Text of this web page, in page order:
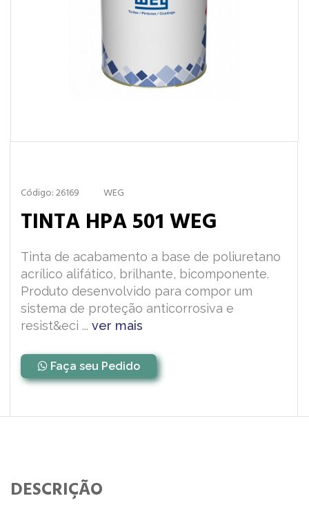
Código: 26169 WEG
TINTA HPA 501 WEG
Tinta de acabamento a base de poliuretano
acrílico alifático, brilhante, bicomponente.
Produto desenvolvido para compor um
sistema de proteção anticorrosiva e
resist&eci ... ver mais
Faça seu Pedido
DESCRIÇÃO